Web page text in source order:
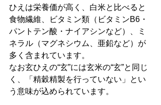
ひえは栄養価が高く、白米と比べると
食物繊維、ビタミン類（ビタミンB6・
パントテン酸・ナイアシンなど）、ミ
ネラル（マグネシウム、亜鉛など）が
多く含まれています。
なお玄ひえの“玄”には玄米の“玄”と同じ
く、「精穀精製を行っていない」とい
う意味が込められています。